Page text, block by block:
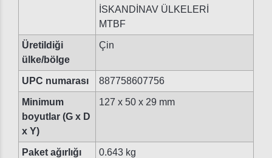
İSKANDİNAV ÜLKELERİ
MTBF
Üretildiği
ülke/bölge
Çin
UPC numarası 887758607756
Minimum
boyutlar (G x D
x Y)
127 x 50 x 29 mm
Paket ağırlığı 0.643 kg